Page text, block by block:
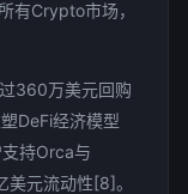
有Crypto市场，
360万美元回购
DeFi经济模型
持Orca与
元流动性[8]。